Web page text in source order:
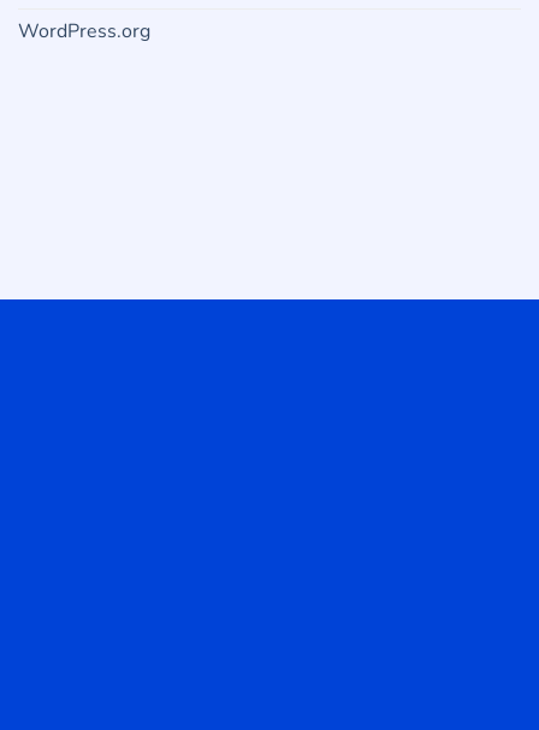
WordPress.org